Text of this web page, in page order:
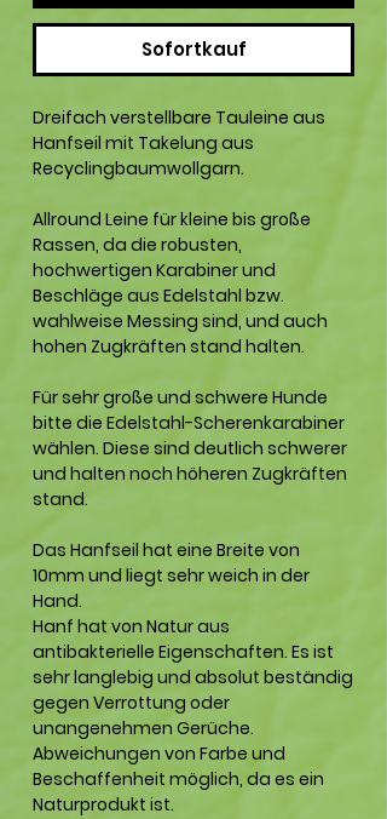
Sofortkauf
Dreifach verstellbare Tauleine aus
Hanfseil mit Takelung aus
Recyclingbaumwollgarn.
Allround Leine für kleine bis große
Rassen, da die robusten,
hochwertigen Karabiner und
Beschläge aus Edelstahl bzw.
wahlweise Messing sind, und auch
hohen Zugkräften stand halten.
Für sehr große und schwere Hunde
bitte die Edelstahl-Scherenkarabiner
wählen. Diese sind deutlich schwerer
und halten noch höheren Zugkräften
stand.
Das Hanfseil hat eine Breite von
10mm und liegt sehr weich in der
Hand.
Hanf hat von Natur aus
antibakterielle Eigenschaften. Es ist
sehr langlebig und absolut beständig
gegen Verrottung oder
unangenehmen Gerüche.
Abweichungen von Farbe und
Beschaffenheit möglich, da es ein
Naturprodukt ist.